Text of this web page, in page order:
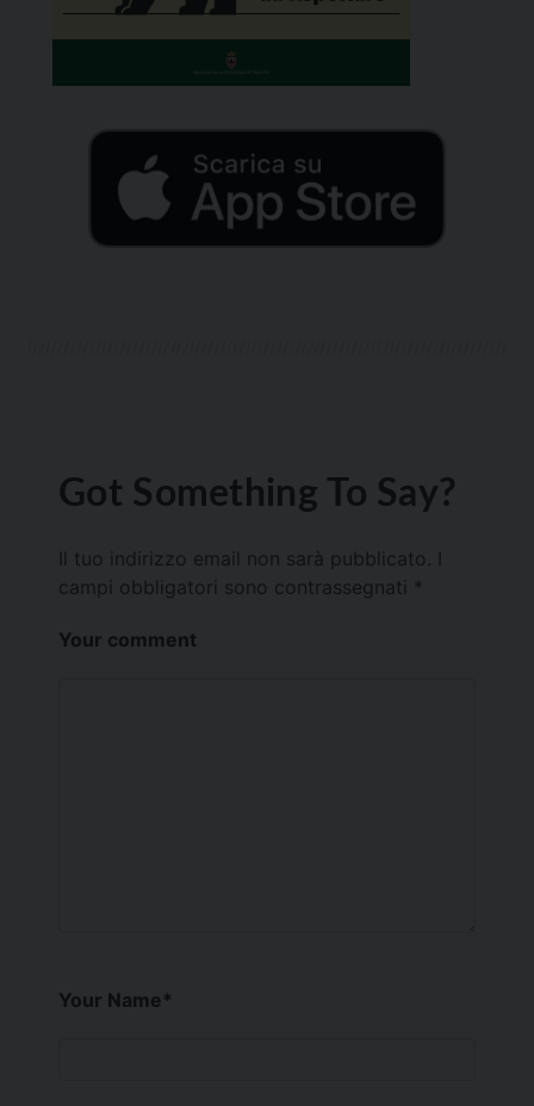
Got Something To Say?
Il tuo indirizzo email non sarà pubblicato.
campi obbligatori sono contrassegnati *
Your comment
Your Name*